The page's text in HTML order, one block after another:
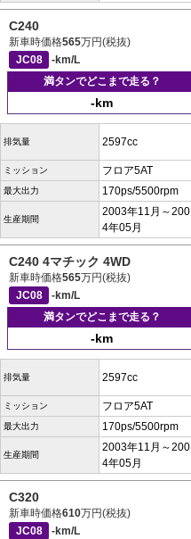
C240
新車時価格565万円(税抜)
JC08
-km/L
満タンでどこまで走る？
-km
排気量 2597cc
ミッション フロア5AT
最大出力 170ps/5500rpm
生産期間
2003年11月～200
4年05月
C240 4マチック 4WD
新車時価格565万円(税抜)
JC08
-km/L
満タンでどこまで走る？
-km
排気量 2597cc
ミッション フロア5AT
最大出力 170ps/5500rpm
生産期間
2003年11月～200
4年05月
C320
新車時価格610万円(税抜)
JC08
-km/L